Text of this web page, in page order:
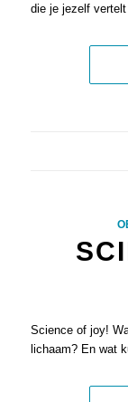
die je jezelf
Science of joy!
lichaam? En wat